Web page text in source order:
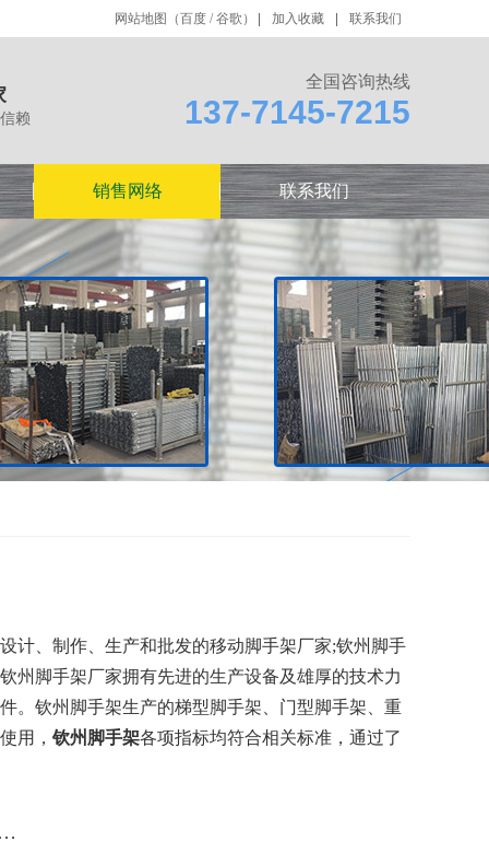
网站地图 （百度 /谷歌 ） 加入收藏 联系我们
赖
全国咨询热线
137-7145-7215
销售网络 联系我们
计、制作、生产和批发的移动脚手架厂家;钦州脚手
州脚手架厂家拥有先进的生产设备及雄厚的技术力
。钦州脚手架生产的梯型脚手架、门型脚手架、重
用， 钦州脚手架各项指标均符合相关标准，通过了